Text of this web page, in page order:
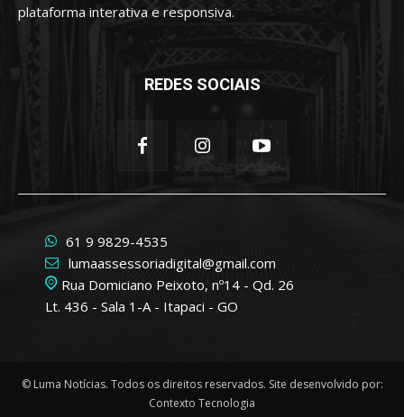
plataforma interativa e responsiva.
REDES SOCIAIS
61 9 9829-4535
lumaassessoriadigital@gmail.com
Rua Domiciano Peixoto, nº14 - Qd. 26
Lt. 436 - Sala 1-A - Itapaci - GO
© Luma Notícias. Todos os direitos reservados. Site desenvolvido por:
Contexto Tecnologia